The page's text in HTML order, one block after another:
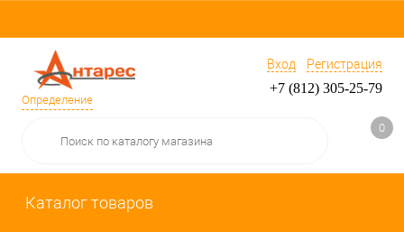
Определение
Вход Регистрация
+7 (812) 305-25-79
0
Каталог товаров